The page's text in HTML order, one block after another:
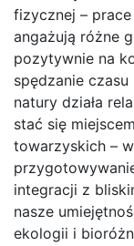
fizycznej –
angażują różne
pozytywnie na
spędzanie
natury działa
stać się
towarzyskich –
integracji z
nasze
ekologii i